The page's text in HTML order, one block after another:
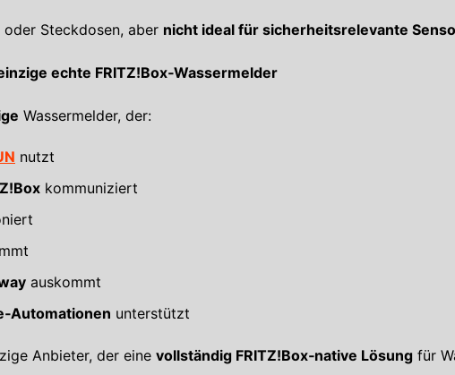
Steckdosen, aber nicht ideal für sicherheitsrelevante
echte FRITZ!Box‑Wassermelder
Wassermelder, der:
nutzt
kommuniziert
auskommt
unterstützt
Anbieter, der eine vollständig FRITZ!Box‑native Lösung für